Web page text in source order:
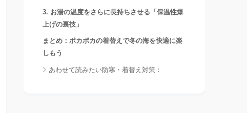
3. お湯の温度をさらに長持ちさせる「保温性爆
上げの裏技」
まとめ：ポカポカの着替えで冬の海を快適に楽
しもう
あわせて読みたい防寒・着替え対策：